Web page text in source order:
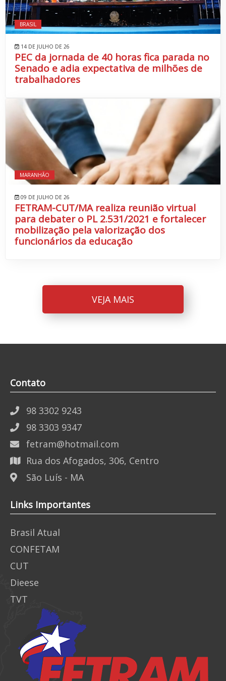
BRASIL
14 DE JULHO DE 26
PEC da jornada de 40 horas fica parada no
Senado e adia expectativa de milhões de
trabalhadores
MARANHÃO
09 DE JULHO DE 26
FETRAM-CUT/MA realiza reunião virtual
para debater o PL 2.531/2021 e fortalecer
mobilização pela valorização dos
funcionários da educação
VEJA MAIS
Contato
98 3302 9243
98 3303 9347
fetram@hotmail.com
Rua dos Afogados, 306, Centro
São Luís - MA
Links Importantes
Brasil Atual
CONFETAM
CUT
Dieese
TVT